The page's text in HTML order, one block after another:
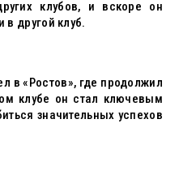
клубов, и вскоре он
другой клуб.
в «Ростов», где продолжил
клубе он стал ключевым
значительных успехов